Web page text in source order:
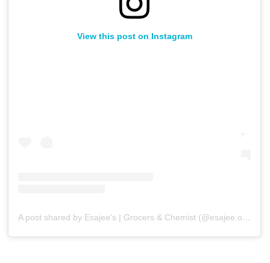
View this post on Instagram
A post shared by Esajee's | Grocers & Chemist (@esajee.official)